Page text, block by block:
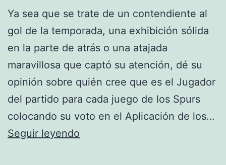
Ya sea que se trate de un contendiente al
gol de la temporada, una exhibición sólida
en la parte de atrás o una atajada
maravillosa que captó su atención, dé su
opinión sobre quién cree que es el Jugador
del partido para cada juego de los Spurs
colocando su voto en el Aplicación de los…
Seguir leyendo